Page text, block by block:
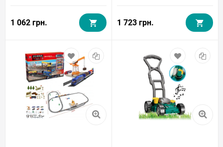
1 062 грн. 1 723 грн.